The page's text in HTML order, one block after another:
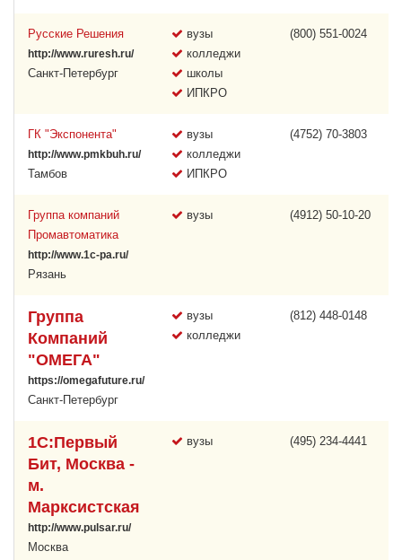
Русские Решения
http://www.ruresh.ru/
Санкт-Петербург
вузы
колледжи
школы
ИПКРО
(800) 551-0024
ГК "Экспонента"
http://www.pmkbuh.ru/
Тамбов
вузы
колледжи
ИПКРО
(4752) 70-3803
Группа компаний
Промавтоматика
http://www.1c-pa.ru/
Рязань
вузы (4912) 50-10-20
Группа
Компаний
"ОМЕГА"
https://omegafuture.ru/
Санкт-Петербург
вузы
колледжи
(812) 448-0148
1С:Первый
Бит, Москва -
м.
Марксистская
http://www.pulsar.ru/
Москва
вузы (495) 234-4441